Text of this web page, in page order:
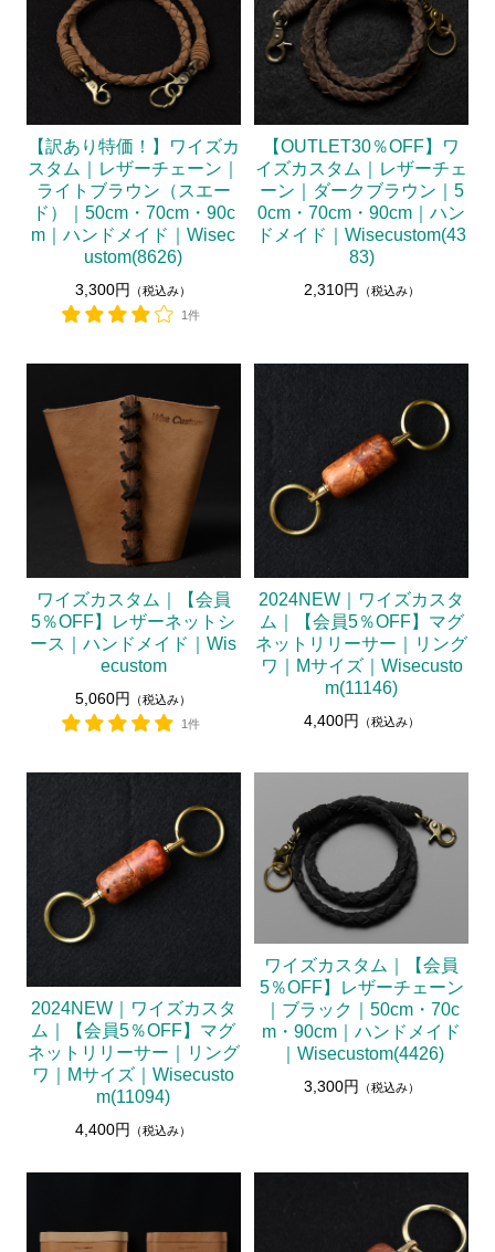
【訳あり特価！】ワイズカ
スタム｜レザーチェーン｜
ライトブラウン（スエー
ド）｜50cm・70cm・90c
m｜ハンドメイド｜Wisec
ustom(8626)
3,300円
（税込み）
1件
【OUTLET30％OFF】ワ
イズカスタム｜レザーチェ
ーン｜ダークブラウン｜5
0cm・70cm・90cm｜ハン
ドメイド｜Wisecustom(43
83)
2,310円 （税込み）
ワイズカスタム｜【会員
5％OFF】レザーネットシ
ース｜ハンドメイド｜Wis
ecustom
5,060円
（税込み）
1件
2024NEW｜ワイズカスタ
ム｜【会員5％OFF】マグ
ネットリリーサー｜リング
ワ｜Mサイズ｜Wisecusto
m(11146)
4,400円 （税込み）
2024NEW｜ワイズカスタ
ム｜【会員5％OFF】マグ
ネットリリーサー｜リング
ワ｜Mサイズ｜Wisecusto
m(11094)
4,400円 （税込み）
ワイズカスタム｜【会員
5％OFF】レザーチェーン
｜ブラック｜50cm・70c
m・90cm｜ハンドメイド
｜Wisecustom(4426)
3,300円 （税込み）